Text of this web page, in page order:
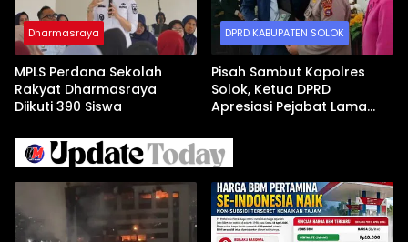
Dharmasraya
MPLS Perdana Sekolah
Rakyat Dharmasraya
Diikuti 390 Siswa
DPRD KABUPATEN SOLOK
Pisah Sambut Kapolres
Solok, Ketua DPRD
Apresiasi Pejabat Lama